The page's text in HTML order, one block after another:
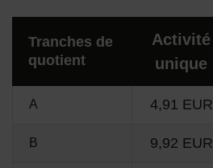
Tranches de
quotient
Activité
unique
A 4,91 EUR
B 9,92 EUR